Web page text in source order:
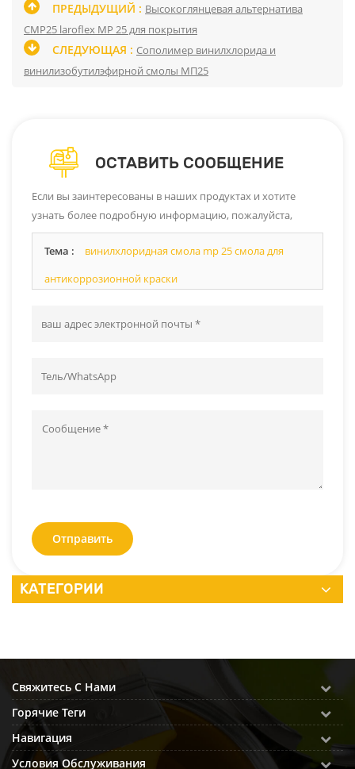
ПРЕДЫДУЩИЙ : Высокоглянцевая альтернатива
CMP25 laroflex MP 25 для покрытия
СЛЕДУЮЩАЯ : Сополимер винилхлорида и
винилизобутилэфирной смолы МП25
ОСТАВИТЬ СООБЩЕНИЕ
Если вы заинтересованы в наших продуктах и ​​хотите
узнать более подробную информацию, пожалуйста,
оставьте сообщение здесь, и мы ответим вам, как только
сможем.
Тема :
винилхлоридная смола mp 25 смола для
антикоррозионной краски
Отправить
КАТЕГОРИИ
Свяжитесь С Нами
Горячие Теги
Навигация
Условия Обслуживания